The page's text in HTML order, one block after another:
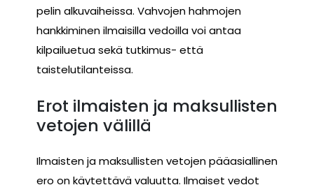
pelin alkuvaiheissa. Vahvojen hahmojen
hankkiminen ilmaisilla vedoilla voi antaa
kilpailuetua sekä tutkimus- että
taistelutilanteissa.
Erot ilmaisten ja maksullisten
vetojen välillä
Ilmaisten ja maksullisten vetojen pääasiallinen
ero on käytettävä valuutta. Ilmaiset vedot